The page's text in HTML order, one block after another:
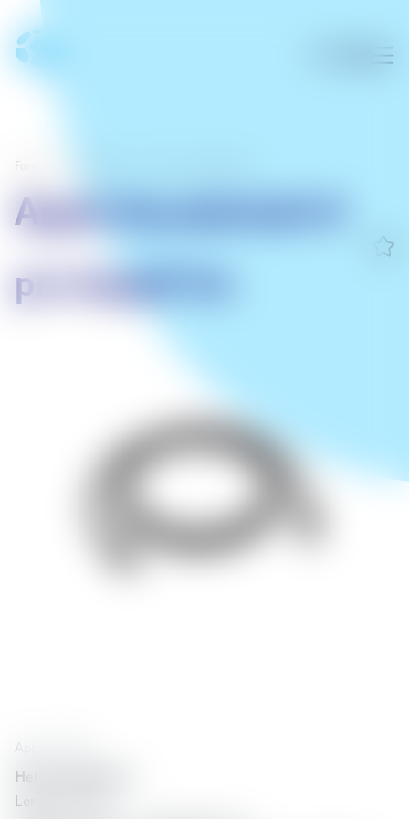
Forsíða
Apple thunderbolt 4
pro kapall 1m
Apple
Helstu eiginleikar:
Lengd: 1 metri